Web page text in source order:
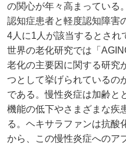
の関心が年々高まっている
認知症患者と軽度認知障害
4人に1人が該当するとされ
世界の老化研究では「
老化の主要因に関する研究
つとして挙げられているの
である。慢性炎症は加齢と
機能の低下やさまざまな疾
る。ヘキサラファンは抗酸
から、この慢性炎症へのア